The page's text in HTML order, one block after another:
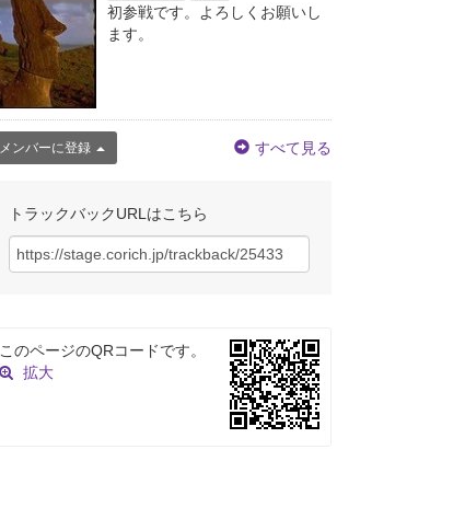
初参戦です。よろしくお願いし
ます。
メンバーに登録 すべて見る
トラックバックURLはこちら
このページのQRコードです。
拡大